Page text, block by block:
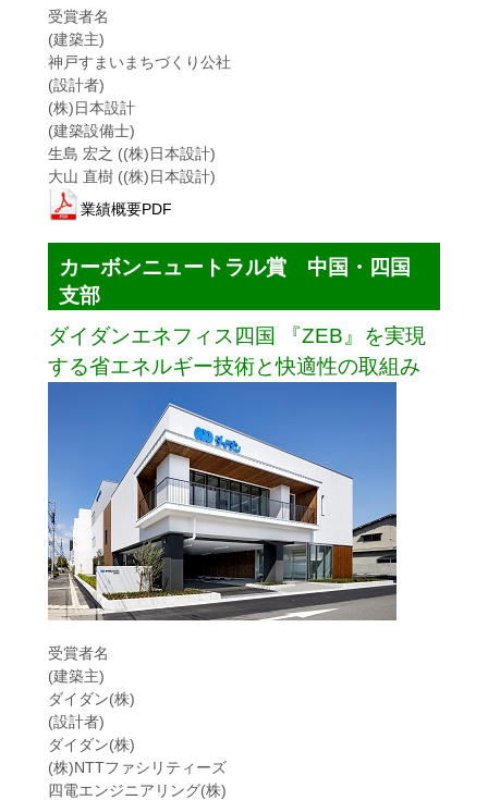
受賞者名
(建築主)
神戸すまいまちづくり公社
(設計者)
(株)日本設計
(建築設備士)
生島 宏之 ((株)日本設計)
大山 直樹 ((株)日本設計)
業績概要PDF
カーボンニュートラル賞 中国・四国
支部
ダイダンエネフィス四国 『ZEB』を実現
する省エネルギー技術と快適性の取組み
受賞者名
(建築主)
ダイダン(株)
(設計者)
ダイダン(株)
(株)NTTファシリティーズ
四電エンジニアリング(株)